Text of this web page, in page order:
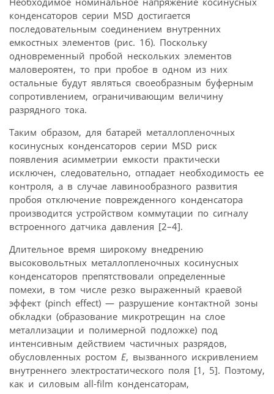
конденсаторов серии MSD достигается
последовательным соединением внутренних
емкостных элементов (рис. 1б). Поскольку
одновременный пробой нескольких элементов
маловероятен, то при пробое в одном из них
остальные будут являться своеобразным буферным
сопротивлением, ограничивающим величину
разрядного тока.
Таким образом, для батарей металлопленочных
косинусных конденсаторов серии MSD риск
появления асимметрии емкости практически
исключен, следовательно, отпадает необходимость ее
контроля, а в случае лавинообразного развития
пробоя отключение поврежденного конденсатора
производится устройством коммутации по сигналу
встроенного датчика давления [2–4].
Длительное время широкому внедрению
высоковольтных металлопленочных косинусных
конденсаторов препятствовали определенные
помехи, в том числе резко выраженный краевой
эффект (pinch effect) — разрушение контактной зоны
обкладки (образование микротрещин на слое
металлизации и полимерной подложке) под
интенсивным действием частичных разрядов,
обусловленных ростом Е, вызванного искривлением
внутреннего электростатического поля [1, 5]. Поэтому,
как и силовым all-film конденсаторам,